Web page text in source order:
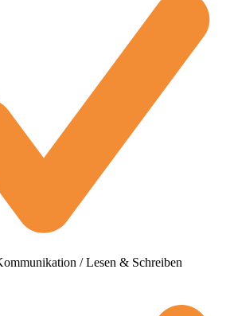
/ Lesen & Schreiben